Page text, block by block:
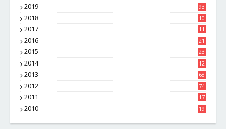
2019 93
2018
10
4
2017
11
1
2016
21
1
2015
23
7
2014
12
2
2013 68
2012 74
2011
17
4
2010
19